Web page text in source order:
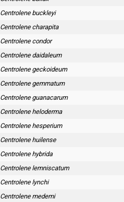
Centrolene buckleyi
Centrolene charapita
Centrolene condor
Centrolene daidaleum
Centrolene geckoideum
Centrolene gemmatum
Centrolene guanacarum
Centrolene heloderma
Centrolene hesperium
Centrolene huilense
Centrolene hybrida
Centrolene lemniscatum
Centrolene lynchi
Centrolene medemi